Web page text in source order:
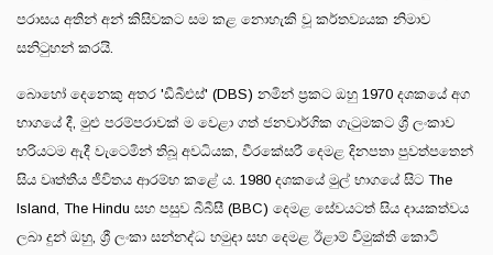
පරාසය අතින් අන් කිසිවකට සම කළ නොහැකි වූ කර්තව්‍යයක නිමාව
සනිටුහන් කරයි.
බොහෝ දෙනෙකු අතර 'ඩීබීඑස්' (DBS) නමින් ප්‍රකට ඔහු 1970 දශකයේ අග
භාගයේ දී, මුළු පරම්පරාවක් ම වෙළා ගත් ජනවාර්ගික ගැටුමකට ශ්‍රී ලංකාව
හරියටම ඇදී වැටෙමින් තිබූ අවධියක, වීරකේසරී දෙමළ දිනපතා පුවත්පතෙන්
සිය වෘත්තීය ජීවිතය ආරම්භ කළේ ය. 1980 දශකයේ මුල් භාගයේ සිට The
Island, The Hindu සහ පසුව බීබීසී (BBC) දෙමළ සේවයටත් සිය දායකත්වය
ලබා දුන් ඔහු, ශ්‍රී ලංකා සන්නද්ධ හමුදා සහ දෙමළ ඊළාම් විමුක්ති කොටි